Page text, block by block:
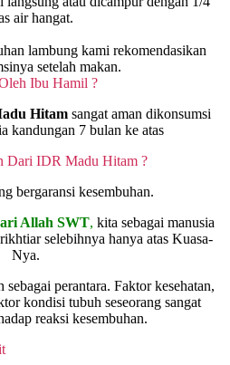
air hangat.
lambung kami rekomendasikan
setelah makan.
Ibu Hamil ?
Hitam sangat aman dikonsumsi
kandungan 7 bulan ke atas
Dari IDR Madu Hitam ?
bergaransi kesembuhan.
Allah SWT, kita sebagai manusia
selebihnya hanya atas Kuasa-
Nya.
sebagai perantara. Faktor kesehatan,
kondisi tubuh seseorang sangat
reaksi kesembuhan.